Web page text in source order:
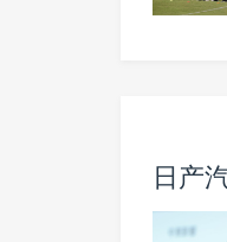
日产